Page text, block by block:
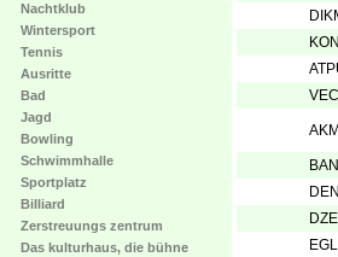
Nachtklub
Wintersport
Tennis
Ausritte
Bad
Jagd
Bowling
Schwimmhalle
Sportplatz
Billiard
Zerstreuungs zentrum
Das kulturhaus, die bühne